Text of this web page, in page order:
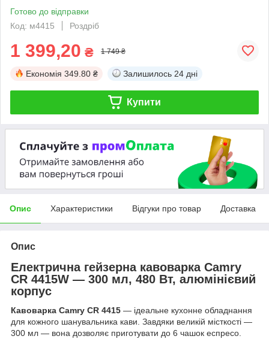
Готово до відправки
Код: м4415
Роздріб
1 399,20 ₴ 1 749 ₴
Економія 349.80 ₴ Залишилось 24 дні
Купити
Опис Характеристики Відгуки про товар Доставка
Опис
Електрична гейзерна кавоварка Camry
CR 4415W — 300 мл, 480 Вт, алюмінієвий
корпус
Кавоварка Camry CR 4415 — ідеальне кухонне обладнання
для кожного шанувальника кави. Завдяки великій місткості —
300 мл — вона дозволяє приготувати до 6 чашок еспресо.